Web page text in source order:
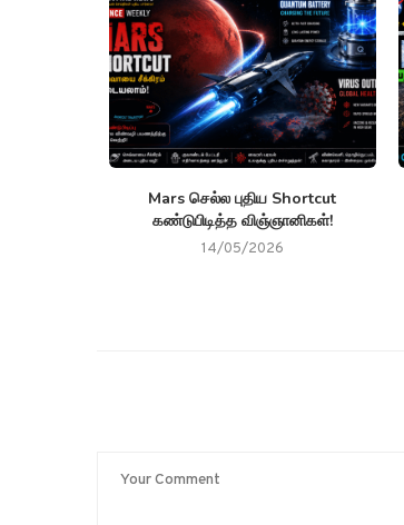
Mars செல்ல புதிய Shortcut
கண்டுபிடித்த விஞ்ஞானிகள்!
14/05/2026